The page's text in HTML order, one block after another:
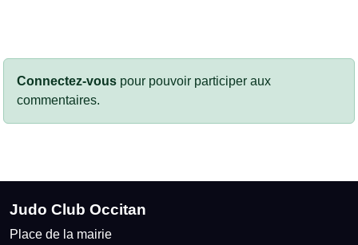
Connectez-vous pour pouvoir participer aux
commentaires.
Judo Club Occitan
Place de la mairie